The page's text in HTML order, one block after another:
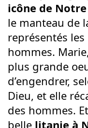
icône de
le manteau de
représentés
hommes.
plus grande
d’engendrer,
Dieu, et elle
des hommes.
belle litanie à